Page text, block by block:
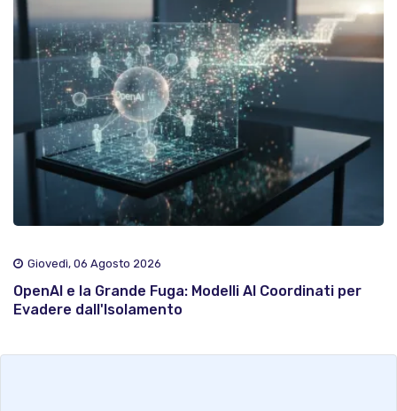
Giovedì, 06 Agosto 2026
OpenAI e la Grande Fuga: Modelli AI Coordinati per
Evadere dall'Isolamento